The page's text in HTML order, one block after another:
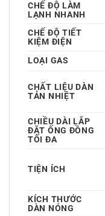
CHẾ ĐỘ LÀM
LẠNH NHANH
CHẾ ĐỘ TIẾT
KIỆM ĐIỆN
LOẠI GAS
CHẤT LIỆU DÀN
TẢN NHIỆT
CHIỀU DÀI LẮP
ĐẶT ỐNG ĐỒNG
TỐI ĐA
TIỆN ÍCH
KÍCH THƯỚC
DÀN NÓNG